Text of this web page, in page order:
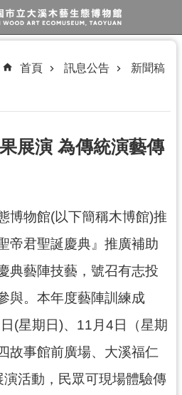
首頁 訊息公告 新聞稿
展演 為傳統演藝傳
博物館(以下簡稱木博館)推
帝君聖誕慶典』推廣補助
典藝陣技藝，號召有志投
與。本年度藝陣訓練成
(星期日)、11月4日（星期
故事館前廣場、大溪福仁
活動，民眾可現場體驗傳